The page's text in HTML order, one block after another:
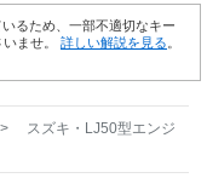
るため、一部不適切なキー
ませ。 詳しい解説を見る
>
スズキ・LJ50型エンジ